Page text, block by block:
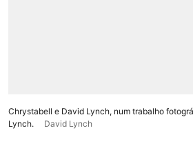
Chrystabell e David Lynch, num trabalho
Lynch.
David Lynch